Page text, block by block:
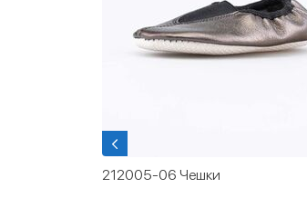
212005-06 Чешки